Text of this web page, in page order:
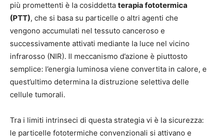
più promettenti è la cosiddetta terapia fototermica
(PTT), che si basa su particelle o altri agenti che
vengono accumulati nel tessuto canceroso e
successivamente attivati mediante la luce nel vicino
infrarosso (NIR). Il meccanismo d’azione è piuttosto
semplice: l’energia luminosa viene convertita in calore, e
quest’ultimo determina la distruzione selettiva delle
cellule tumorali.
Tra i limiti intrinseci di questa strategia vi è la sicurezza:
le particelle fototermiche convenzionali si attivano e